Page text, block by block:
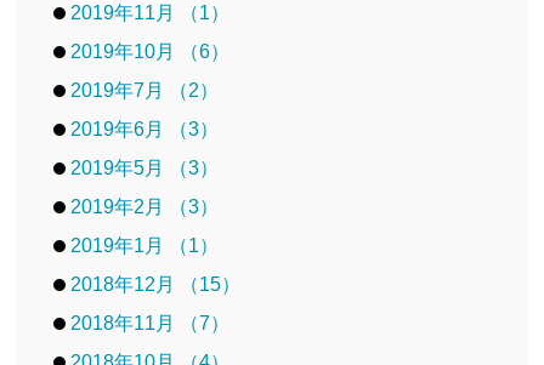
2019年11月 （1）
2019年10月 （6）
2019年7月 （2）
2019年6月 （3）
2019年5月 （3）
2019年2月 （3）
2019年1月 （1）
2018年12月 （15）
2018年11月 （7）